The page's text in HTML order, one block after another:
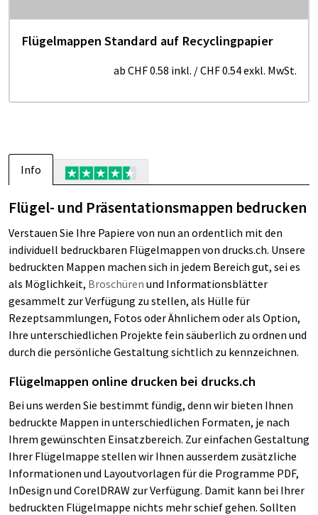
Flügelmappen Standard auf Recyclingpapier
ab CHF 0.58 inkl. /CHF 0.54exkl. MwSt.
Info
Flügel- und Präsentationsmappen bedrucken
Verstauen Sie Ihre Papiere von nun an ordentlich mit den
individuell bedruckbaren Flügelmappen von drucks.ch. Unsere
bedruckten Mappen machen sich in jedem Bereich gut, sei es
als Möglichkeit, Broschüren und Informationsblätter
gesammelt zur Verfügung zu stellen, als Hülle für
Rezeptsammlungen, Fotos oder Ähnlichem oder als Option,
Ihre unterschiedlichen Projekte fein säuberlich zu ordnen und
durch die persönliche Gestaltung sichtlich zu kennzeichnen.
Flügelmappen online drucken bei drucks.ch
Bei uns werden Sie bestimmt fündig, denn wir bieten Ihnen
bedruckte Mappen in unterschiedlichen Formaten, je nach
Ihrem gewünschten Einsatzbereich. Zur einfachen Gestaltung
Ihrer Flügelmappe stellen wir Ihnen ausserdem zusätzliche
Informationen und Layoutvorlagen für die Programme PDF,
InDesign und CorelDRAW zur Verfügung. Damit kann bei Ihrer
bedruckten Flügelmappe nichts mehr schief gehen. Sollten